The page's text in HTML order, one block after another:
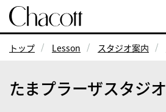
トップ Lesson スタジオ案内
たまプラーザスタジオ